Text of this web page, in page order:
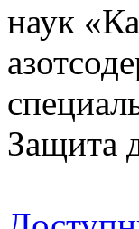
наук
Защита